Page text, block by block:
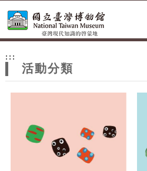
網
站
主
:::
活動分類